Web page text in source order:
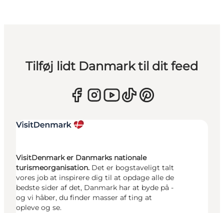
Tilføj lidt Danmark til dit feed
VisitDenmark er Danmarks nationale
turismeorganisation. Det er bogstaveligt talt
vores job at inspirere dig til at opdage alle de
bedste sider af det, Danmark har at byde på -
og vi håber, du finder masser af ting at
opleve og se.